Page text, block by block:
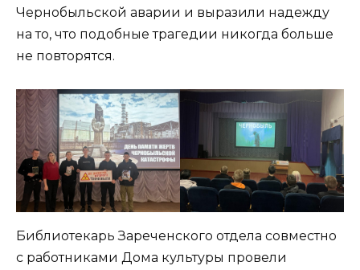
Чернобыльской аварии и выразили надежду
на то, что подобные трагедии никогда больше
не повторятся.
Библиотекарь Зареченского отдела совместно
с работниками Дома культуры провели